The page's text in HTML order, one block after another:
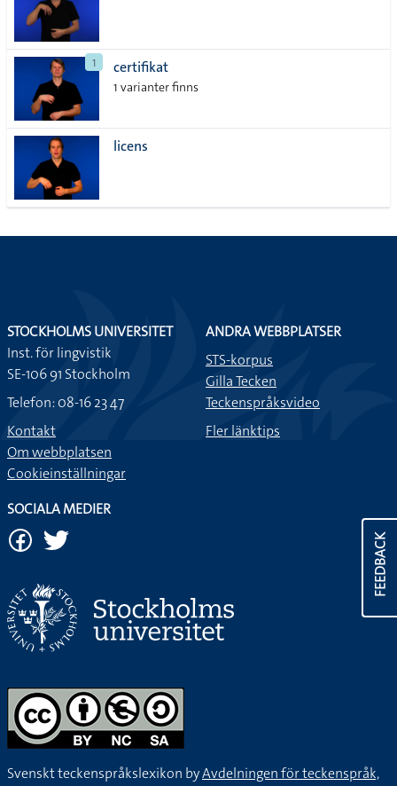
1 certifikat
1 varianter finns
licens
FEEDBACK
STOCKHOLMS UNIVERSITET
Inst. för lingvistik
SE-106 91 Stockholm
Telefon: 08-16 23 47
Kontakt
Om webbplatsen
Cookieinställningar
ANDRA WEBBPLATSER
STS-korpus
Gilla Tecken
Teckenspråksvideo
Fler länktips
SOCIALA MEDIER
Svenskt teckenspråkslexikon byAvdelningen för teckenspråk,